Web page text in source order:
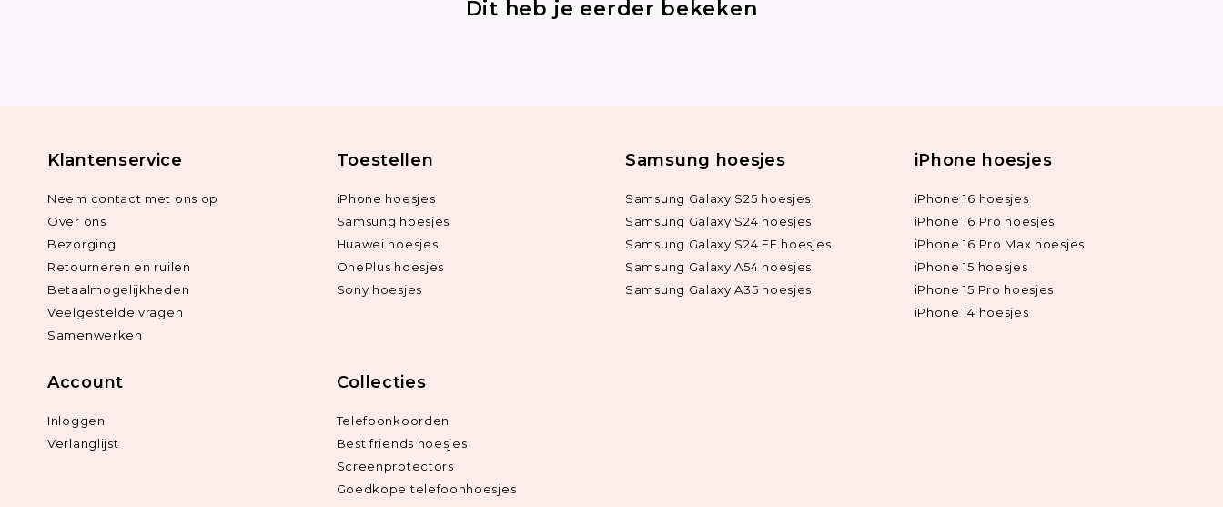
Dit heb je eerder bekeken
Klantenservice
Neem contact met ons op
Over ons
Bezorging
Retourneren en ruilen
Betaalmogelijkheden
Veelgestelde vragen
Samenwerken
Toestellen
iPhone hoesjes
Samsung hoesjes
Huawei hoesjes
OnePlus hoesjes
Sony hoesjes
Samsung hoesjes
Samsung Galaxy S25 hoesjes
Samsung Galaxy S24 hoesjes
Samsung Galaxy S24 FE hoesjes
Samsung Galaxy A54 hoesjes
Samsung Galaxy A35 hoesjes
iPhone hoesjes
iPhone 16 hoesjes
iPhone 16 Pro hoesjes
iPhone 16 Pro Max hoesjes
iPhone 15 hoesjes
iPhone 15 Pro hoesjes
iPhone 14 hoesjes
Account
Inloggen
Verlanglijst
Collecties
Telefoonkoorden
Best friends hoesjes
Screenprotectors
Goedkope telefoonhoesjes